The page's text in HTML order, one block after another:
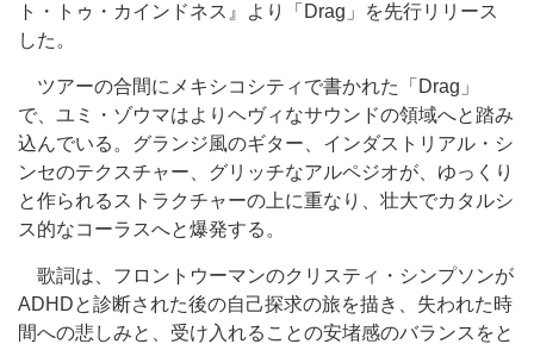
ト・トゥ・カインドネス』より「Drag」を先行リリース
した。
ツアーの合間にメキシコシティで書かれた「Drag」
で、ユミ・ゾウマはよりヘヴィなサウンドの領域へと踏み
込んでいる。グランジ風のギター、インダストリアル・シ
ンセのテクスチャー、グリッチなアルペジオが、ゆっくり
と作られるストラクチャーの上に重なり、壮大でカタルシ
ス的なコーラスへと爆発する。
歌詞は、フロントウーマンのクリスティ・シンプソンが
ADHDと診断された後の自己探求の旅を描き、失われた時
間への悲しみと、受け入れることの安堵感のバランスをと